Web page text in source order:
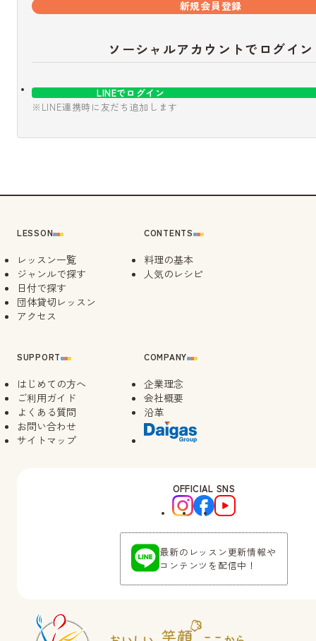
新規会員登録
ソーシャルアカウントでログイン
LINEでログイン
※LINE連携時に友だち追加します
LESSON
レッスン一覧
ジャンルで探す
日付で探す
団体貸切レッスン
アクセス
SUPPORT
はじめての方へ
ご利用ガイド
よくある質問
お問い合わせ
サイトマップ
CONTENTS
料理の基本
人気のレシピ
COMPANY
企業理念
会社概要
沿革
OFFICIAL SNS
最新のレッスン更新情報や
コンテンツを配信中！